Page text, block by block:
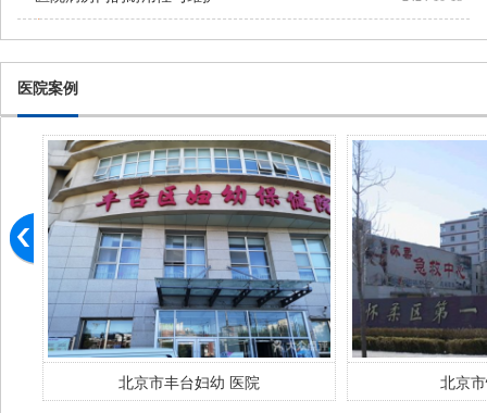
医院案例
北京市丰台妇幼 医院 北京